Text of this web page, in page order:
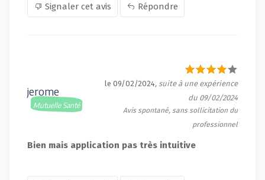
Signaler cet avis Répondre
jerome
Mutuelle Santé
le 09/02/2024, suite à une expérience
du 09/02/2024
Avis spontané, sans sollicitation du
professionnel
Bien mais application pas très intuitive